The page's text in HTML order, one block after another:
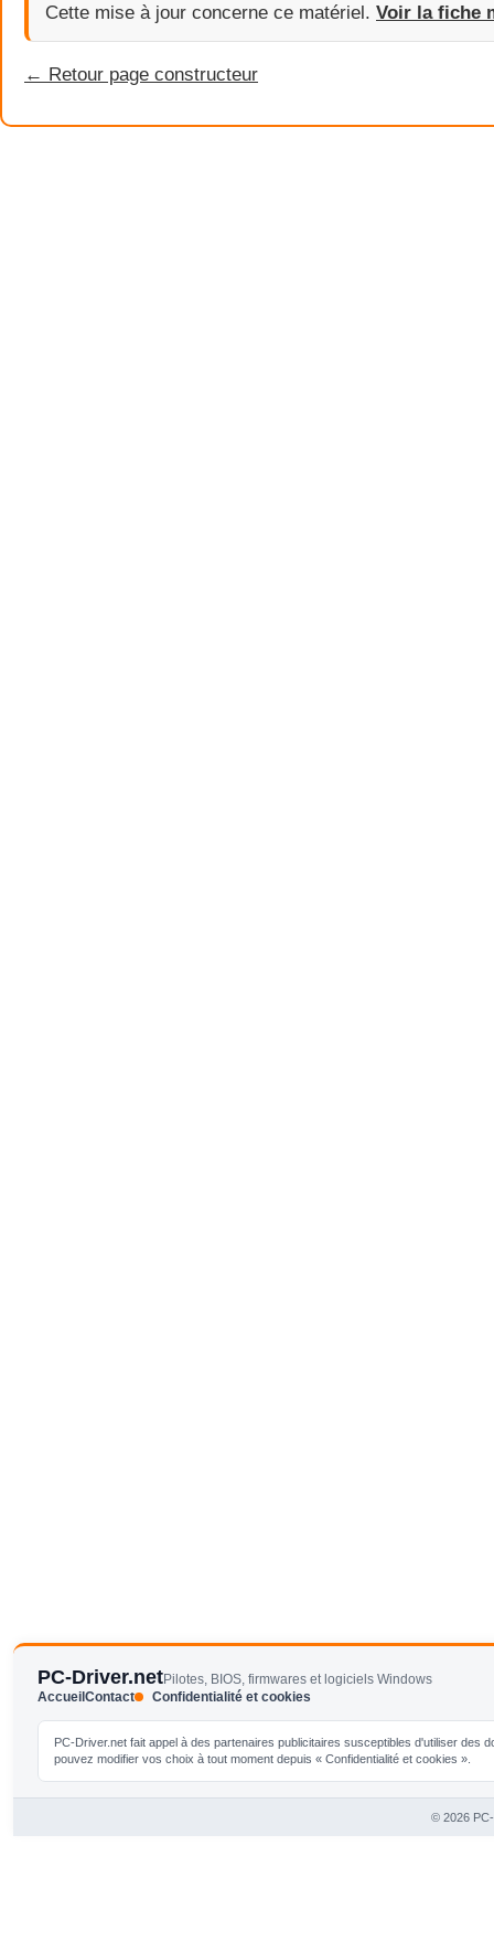
Cette mise à jour concerne ce matériel. Voir la fiche
← Retour page constructeur
PC-Driver.netPilotes, BIOS, firmwares et logiciels Windows
AccueilContact Confidentialité et cookies
PC-Driver.net fait appel à des partenaires publicitaires susceptibles d'utiliser
pouvez modifier vos choix à tout moment depuis « Confidentialité et cookies ».
© 2026